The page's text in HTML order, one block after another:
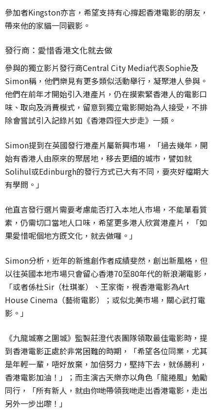
參加者Kingston亦言，希望支持有心撐起香港電影的朋友，
帶來他的家貓一同觀影。
發行商：愛惜香港文化就去做
參與的獨立影片發行商Central City Media代表Sophie及
Simon稱，他們樂見有更多類似活動舉行，凝聚港人參與。
他們在前年才開始引入港產片，仍在摸索緊香港人的電影口
味、取向及消費模式，留意到獨立電影開始為人接受，不排
除會嘗試引入記錄片如《香港四徑大步走》一類。
Simon提到在英國發行港產片屬新興市場，「過去幾年，開
始有香港人由原來的聚居地，移去更細的城市，譬如就
Solihul或Edinburgh的發行方式已大有不同，要夾好檔期大
有學問。」
他直言發行選片需要考慮能否打入本地人市場，不能單看質
素，仍需切口當地人口味，希望更多港人欣賞港產片，「如
果愛惜呢個地方既文化，就去做囉。」
Simon分析，近年的新進創作者成績斐然，創出新風格，但
以往英國本地市場只會留心香港70至80年代的新浪潮電影，
「或者係杜Sir（杜琪峯）、王家衛，視香港電影為Art
House Cinema（藝術電影）；或似北美市場，關心武打電
影。」
《九龍城寨之圍城》監製莊澄代表團隊領取最佳電影時，提
到香港電影正處於非常困難的時期，「希望各位同業，尤其
是年輕一輩，唔好放棄，加倍努力，堅持下去，就係勝利，
香港電影加油！」；而主演古天樂亦以角色「龍捲風」勉勵
同行，「所有新人，就由你哋帶領我哋走出香港電影，走出
另外一步出嚟！」